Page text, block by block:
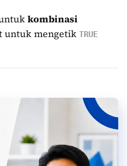
kombinasi
untuk mengetik TRUE